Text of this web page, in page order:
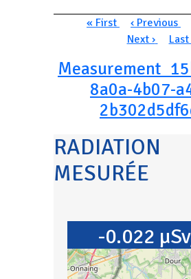
Pagination
Première page
« First Page
‹ Previous
Next ›
8a0a-4b07-
RADIATION
MESURÉE
-0.022